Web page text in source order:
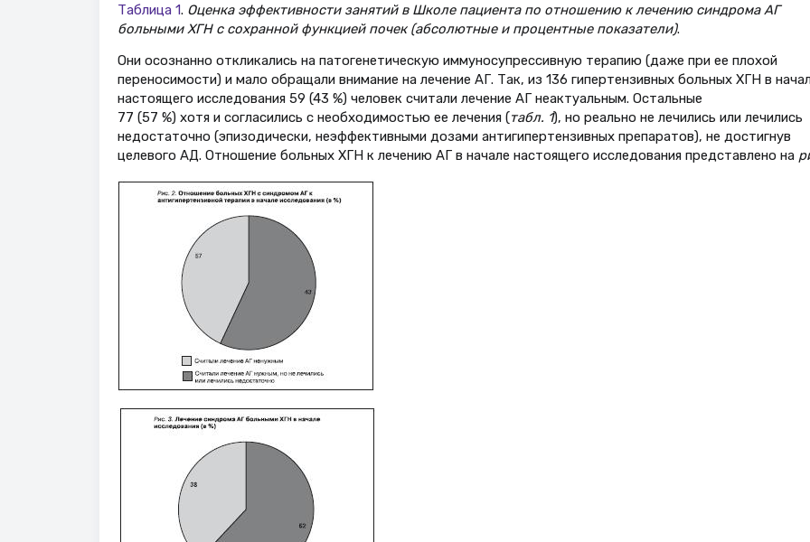
Таблица 1. Оценка эффективности занятий в Школе пациента по отношению к лечению синдрома АГ
больными ХГН с сохранной функцией почек (абсолютные и процентные показатели).
Они осознанно откликались на патогенетическую иммуносупрессивную терапию (даже при ее плохой
переносимости) и мало обращали внимание на лечение АГ. Так, из 136 гипертензивных больных ХГН в
настоящего исследования 59 (43 %) человек считали лечение АГ неактуальным. Остальные
77 (57 %) хотя и согласились с необходимостью ее лечения (табл. 1), но реально не лечились или лечились
недостаточно (эпизодически, неэффективными дозами антигипертензивных препаратов), не достигнув
целевого АД. Отношение больных ХГН к лечению АГ в начале настоящего исследования представлено на